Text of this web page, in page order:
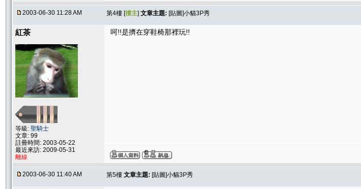
2003-06-30 11:28 AM 第4樓 [樓主] 文章主題: [貼圖]小貓3P秀
紅茶
等級: 聖騎士
文章: 99
註冊時間: 2003-05-22
最近來訪: 2009-05-31
離線
呵!!是擠在穿鞋椅那裡玩!!
2003-06-30 11:40 AM 第5樓 文章主題: [貼圖]小貓3P秀